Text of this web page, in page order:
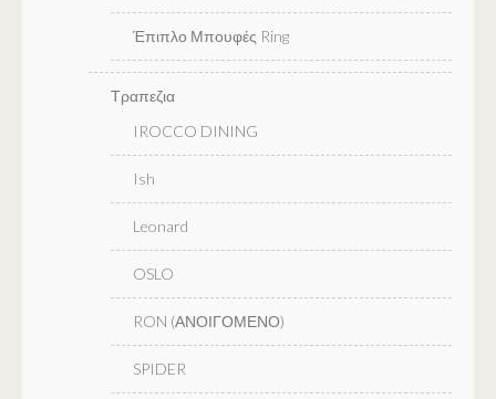
Έπιπλο Μπουφές Ring
Τραπεζια
IROCCO DINING
Ish
Leonard
OSLO
RON (ΑΝΟΙΓΟΜΕΝΟ)
SPIDER